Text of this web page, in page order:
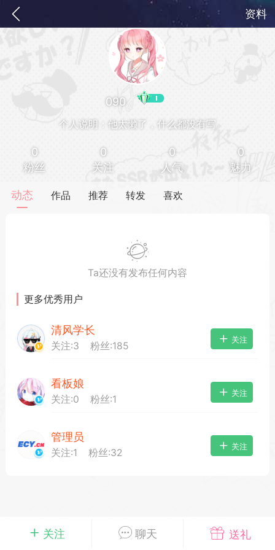
资料
短位靓号彰显与众不同
萌新报道
手绘画师 游戏中心
员
04-03 16:49
电脑端 公开内容
起开发属于大家的“二次元宇宙”
~为爱发电~持续更新~
关注 聊天 送礼
090
个人说明：他太懒了，什么都没有写
0
粉丝
0
关注
0
人气
0
魅力
动态 作品 推荐 转发 喜欢
Ta还没有发布任何内容
更多优秀用户
清风学长
关注:3 粉丝:185
关注
看板娘
关注:0 粉丝:1
关注
管理员
关注:1 粉丝:32
关注